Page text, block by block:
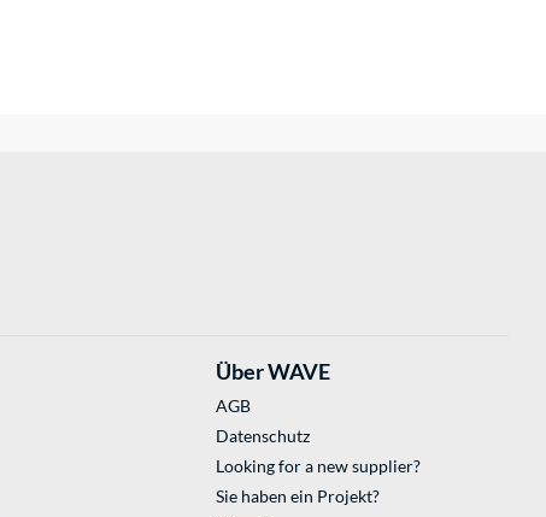
Über WAVE
AGB
Datenschutz
Looking for a new supplier?
Sie haben ein Projekt?